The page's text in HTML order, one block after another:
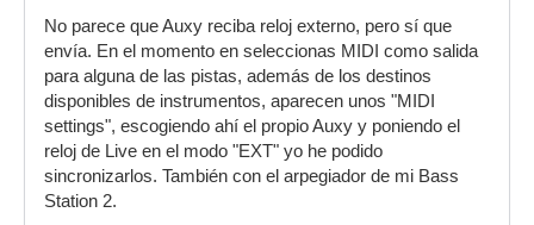
No parece que Auxy reciba reloj externo, pero sí que
envía. En el momento en seleccionas MIDI como salida
para alguna de las pistas, además de los destinos
disponibles de instrumentos, aparecen unos "MIDI
settings", escogiendo ahí el propio Auxy y poniendo el
reloj de Live en el modo "EXT" yo he podido
sincronizarlos. También con el arpegiador de mi Bass
Station 2.